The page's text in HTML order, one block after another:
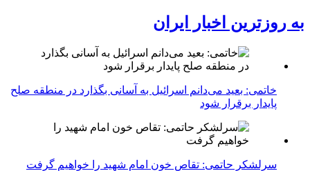
به روزترین اخبار ایران
خاتمی: بعید می‌دانم اسرائیل به آسانی بگذارد در منطقه صلح
پایدار برقرار شود
سرلشکر حاتمی: تقاص خون امام شهید را خواهیم گرفت